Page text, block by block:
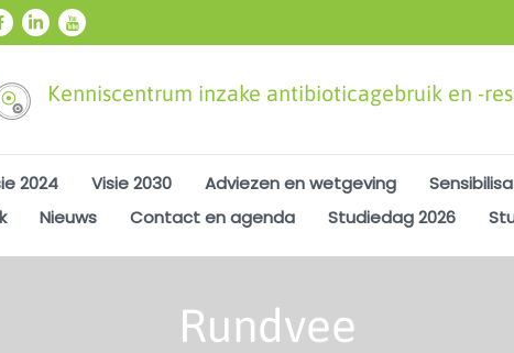
Kenniscentrum inzake antibioticagebruik en -
2024 Visie 2030 Adviezen en wetgeving
Nieuws Contact en agenda Studiedag 2026
Rundvee